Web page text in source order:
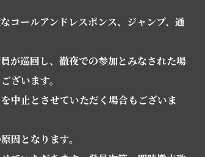
コールアンドレスポンス、ジャンプ、通
が巡回し、徹夜での参加とみなされた場
ざいます。
中止とさせていただく場合もございま
因となります。